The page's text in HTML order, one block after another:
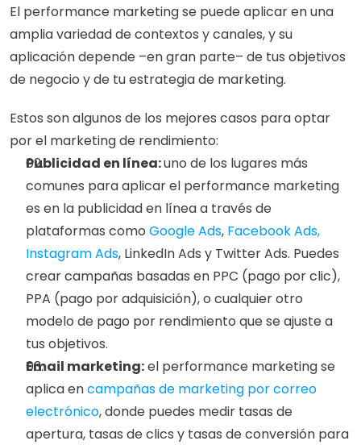
El performance marketing se puede aplicar en una
amplia variedad de contextos y canales, y su
aplicación depende –en gran parte– de tus objetivos
de negocio y de tu estrategia de marketing.
Estos son algunos de los mejores casos para optar
por el marketing de rendimiento:
Publicidad en línea: uno de los lugares más
comunes para aplicar el performance marketing
es en la publicidad en línea a través de
plataformas como Google Ads, Facebook Ads,
Instagram Ads, LinkedIn Ads y Twitter Ads. Puedes
crear campañas basadas en PPC (pago por clic),
PPA (pago por adquisición), o cualquier otro
modelo de pago por rendimiento que se ajuste a
tus objetivos.
Email marketing: el performance marketing se
aplica en campañas de marketing por correo
electrónico, donde puedes medir tasas de
apertura, tasas de clics y tasas de conversión para